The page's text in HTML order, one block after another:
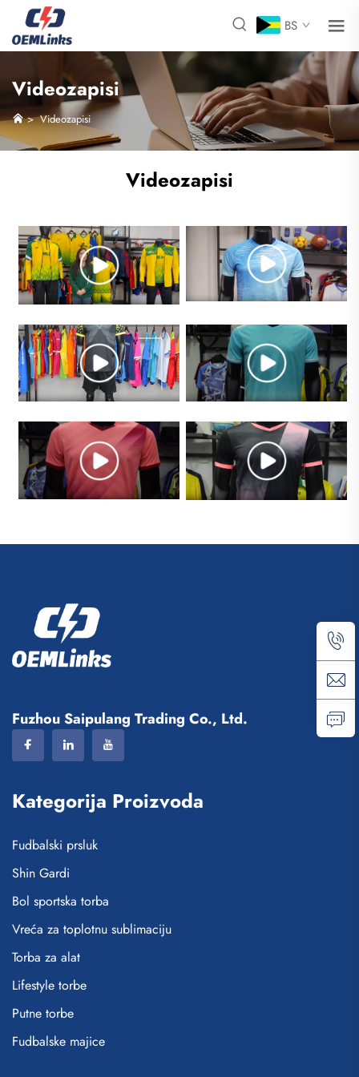
BS
Videozapisi
>Videozapisi
Videozapisi
Fuzhou Saipulang Trading Co., Ltd.
Kategorija Proizvoda
Fudbalski prsluk
Shin Gardi
Bol sportska torba
Vreća za toplotnu sublimaciju
Torba za alat
Lifestyle torbe
Putne torbe
Fudbalske majice